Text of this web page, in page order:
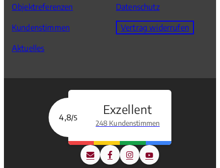
Objektreferenzen
Kundenstimmen
Aktuelles
Datenschutz
Vertrag widerrufen
4,8/5
Exzellent
248 Kundenstimmen